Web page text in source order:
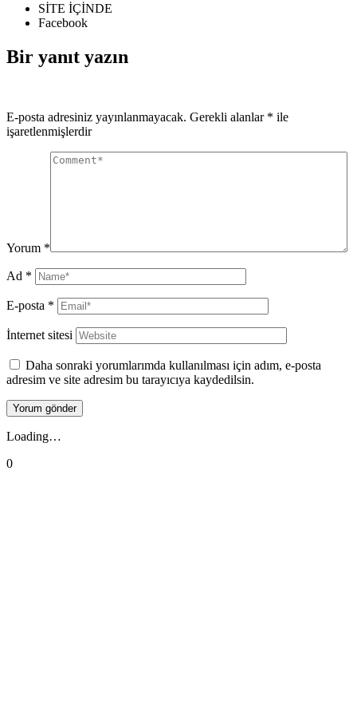
SİTE İÇİNDE
Facebook
Bir yanıt yazın
E-posta adresiniz yayınlanmayacak. Gerekli alanlar * ile
işaretlenmişlerdir
Yorum *
Ad *
E-posta *
İnternet sitesi
Daha sonraki yorumlarımda kullanılması için adım, e-posta
adresim ve site adresim bu tarayıcıya kaydedilsin.
Loading…
0